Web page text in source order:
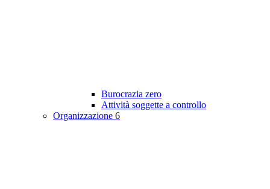
Burocrazia zero
Attività soggette a controllo
Organizzazione 6